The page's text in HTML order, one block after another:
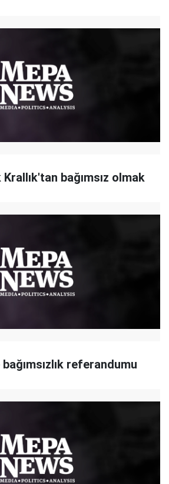
bağımsız olmak
referandumu